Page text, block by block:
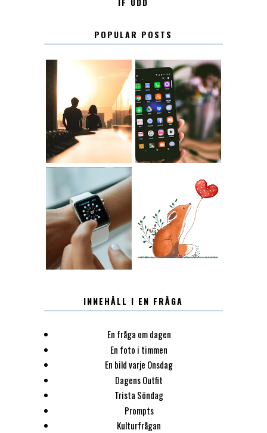
POPULAR POSTS
KONTAKT KONTAKTLISTA
12.30 LUGN
INNEHÅLL I EN FRÅGA
En fråga om dagen
En foto i timmen
En bild varje Onsdag
Dagens Outfit
Trista Söndag
Prompts
Kulturfrågan